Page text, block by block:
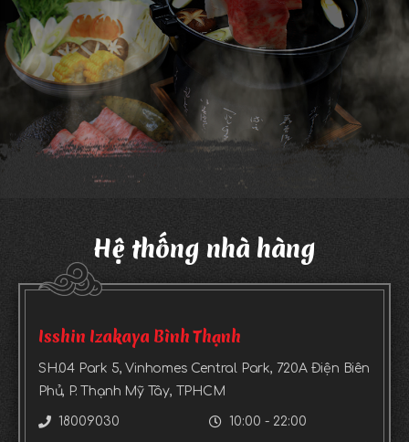
Hệ thống nhà hàng
Isshin Izakaya Bình Thạnh
SH.04 Park 5, Vinhomes Central Park, 720A Điện Biên
Phủ, P. Thạnh Mỹ Tây, TPHCM
18009030 10:00 - 22:00